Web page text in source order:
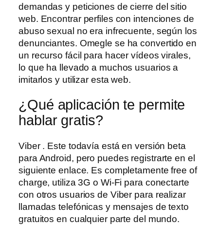
demandas y peticiones de cierre del sitio
web. Encontrar perfiles con intenciones de
abuso sexual no era infrecuente, según los
denunciantes. Omegle se ha convertido en
un recurso fácil para hacer vídeos virales,
lo que ha llevado a muchos usuarios a
imitarlos y utilizar esta web.
¿Qué aplicación te permite
hablar gratis?
Viber . Este todavía está en versión beta
para Android, pero puedes registrarte en el
siguiente enlace. Es completamente free of
charge, utiliza 3G o Wi-Fi para conectarte
con otros usuarios de Viber para realizar
llamadas telefónicas y mensajes de texto
gratuitos en cualquier parte del mundo.